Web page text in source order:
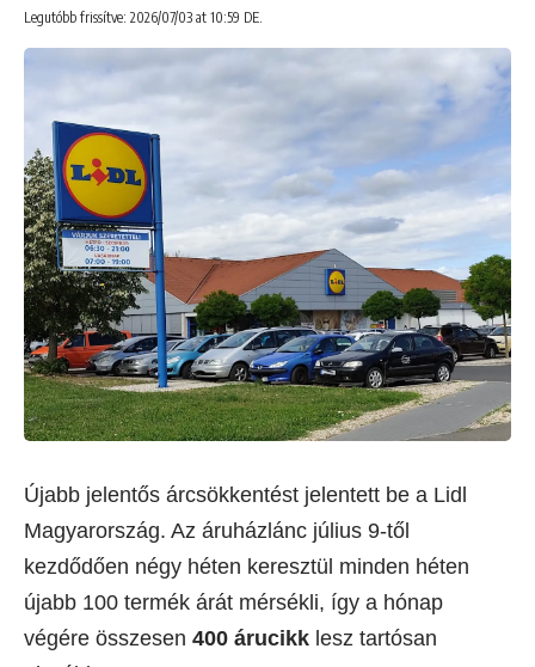
Legutóbb frissítve: 2026/07/03 at 10:59 DE.
Újabb jelentős árcsökkentést jelentett be a Lidl
Magyarország. Az áruházlánc július 9-től
kezdődően négy héten keresztül minden héten
újabb 100 termék árát mérsékli, így a hónap
végére összesen 400 árucikk lesz tartósan